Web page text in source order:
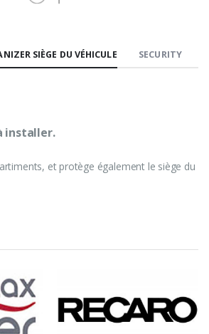
SIÈGE DU VÉHICULE SECURITY
installer.
et protège également le siège du